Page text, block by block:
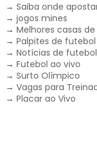
→ Saiba onde
→ jogos mines
→ Melhores casas
→ Palpites de futebol
→ Notícias de futebol
→ Futebol ao vivo
→ Surto Olímpico
→ Vagas para
→ Placar ao Vivo